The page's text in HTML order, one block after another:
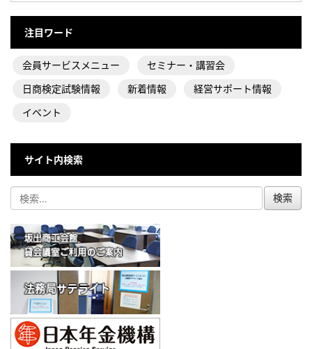
注目ワード
会員サービスメニュー
セミナー・講習会
日商検定試験情報
新着情報
経営サポート情報
イベント
サイト内検索